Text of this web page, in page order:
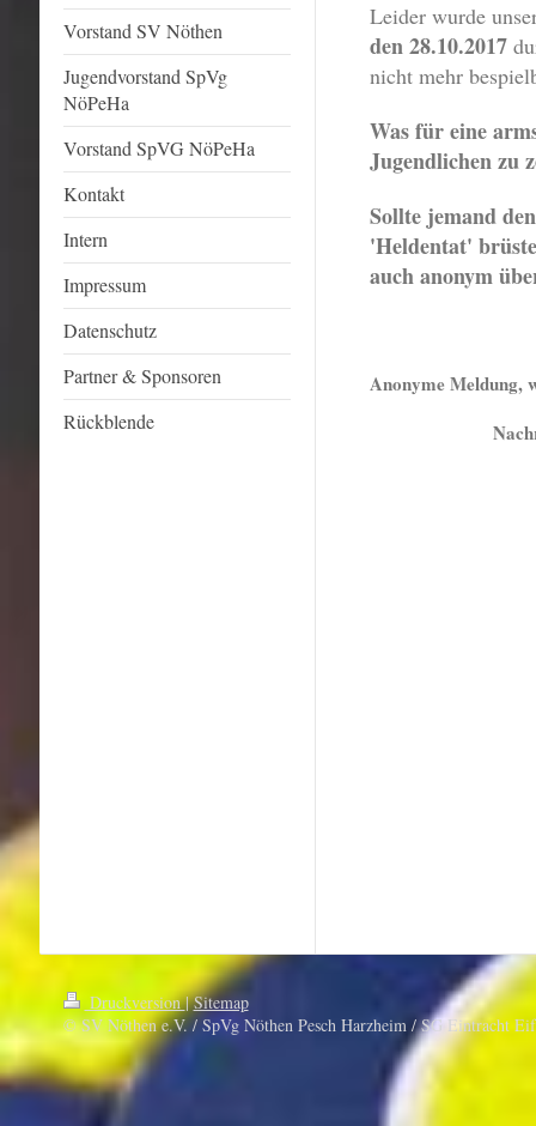
Vorstand SV Nöthen
Jugendvorstand SpVg
NöPeHa
Vorstand SpVG NöPeHa
Kontakt
Intern
Impressum
Datenschutz
Partner & Sponsoren
Rückblende
Leider wurde
den 28.10.2017
nicht mehr
Was für eine
Jugendlichen zu
Sollte jemand
'Heldentat'
auch anonym
Anonyme Meldung,
Druckversion| Sitemap
© SV Nöthen e.V. / SpVg Nöthen Pesch Harzheim / SG Eintracht